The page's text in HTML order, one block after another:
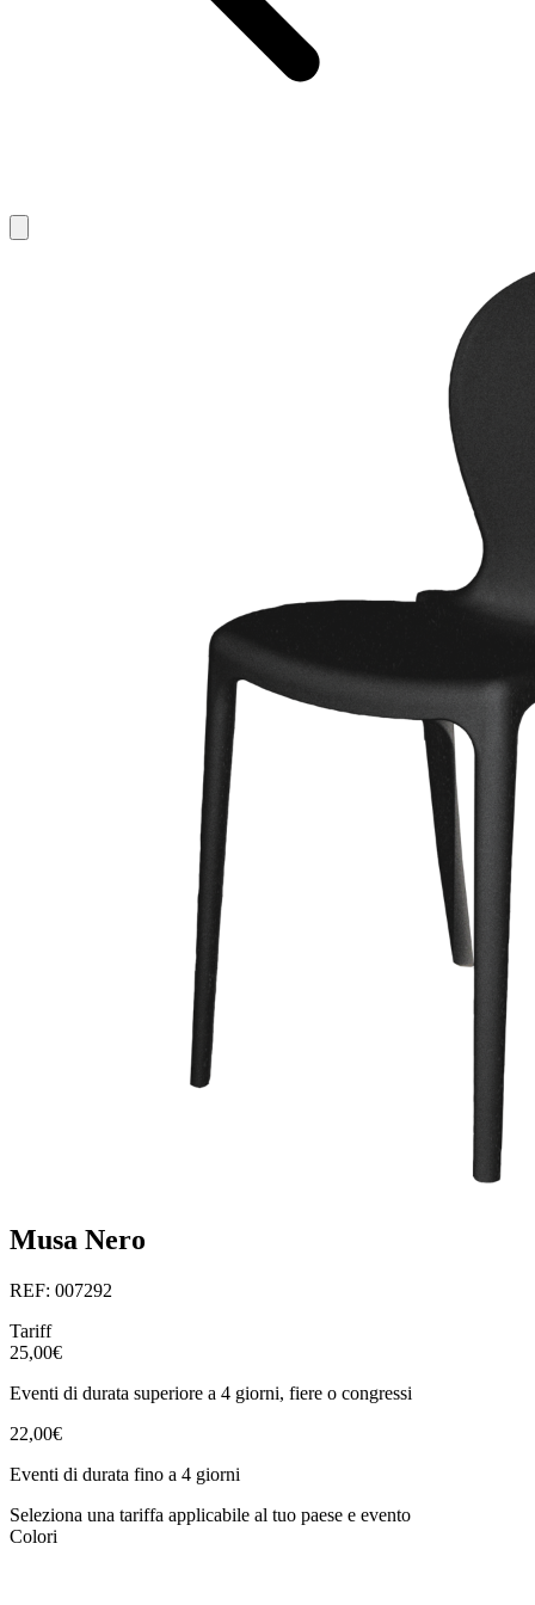
Musa Nero
REF: 007292
Tariff
25,00€
Eventi di durata superiore a 4 giorni, fiere o congressi
22,00€
Eventi di durata fino a 4 giorni
Seleziona una tariffa applicabile al tuo paese e evento
Colori